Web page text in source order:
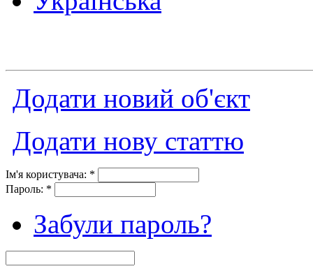
Додати новий об'єкт
Додати нову статтю
Ім'я користувача: *
Пароль: *
Забули пароль?